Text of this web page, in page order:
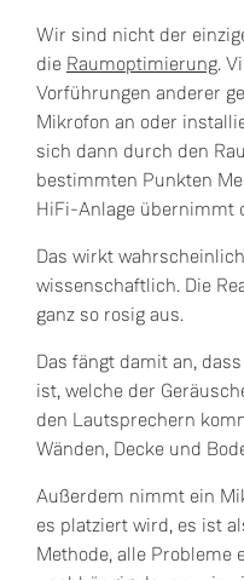
Wir sind nicht der
die Raumoptimierung.
Vorführungen anderer
Mikrofon an oder
sich dann durch den
bestimmten Punkten
HiFi-Anlage übernimmt
Das wirkt
wissenschaftlich. Die
ganz so rosig aus.
Das fängt damit an,
ist, welche der
den Lautsprechern
Wänden, Decke und
Außerdem nimmt ein
es platziert wird, es ist
Methode, alle Probleme